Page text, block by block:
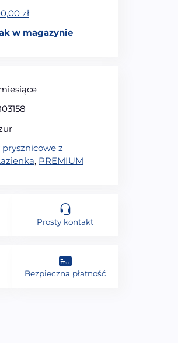
zł
w magazynie
z
, PREMIUM
Prosty kontakt
Bezpieczna płatność